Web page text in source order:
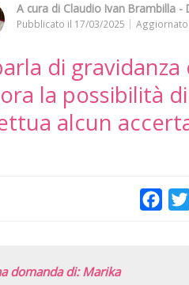
A cura di Claudio Ivan Brambilla -
Pubblicato il 17/03/2025 Aggiornato
di
la possibilità
alcun
domanda di: Marika